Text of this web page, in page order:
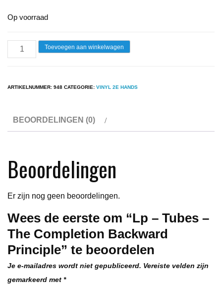
Op voorraad
-
-
Completion
Backward
Toevoegen aan winkelwagen
ARTIKELNUMMER: 948 CATEGORIE: VINYL 2E HANDS
BEOORDELINGEN (0)
Beoordelingen
Er zijn nog geen beoordelingen.
Wees de eerste om “Lp – Tubes –
The Completion Backward
Principle” te beoordelen
Je e-mailadres wordt niet gepubliceerd. Vereiste velden zijn
gemarkeerd met *